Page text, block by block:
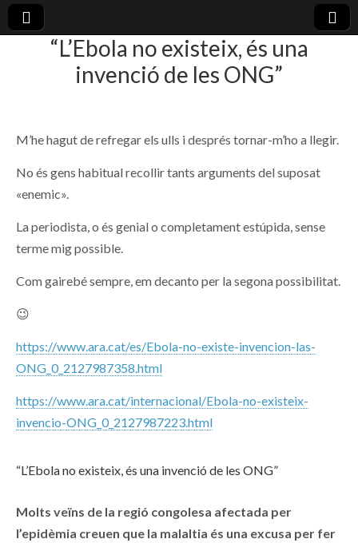
plural-
“L’Ebola no existeix, és una
invenció de les ONG”
M’he hagut de refregar els ulls i després tornar-m’ho a llegir.
No és gens habitual recollir tants arguments del suposat
«enemic».
La periodista, o és genial o completament estúpida, sense
terme mig possible.
Com gairebé sempre, em decanto per la segona possibilitat.
😉
https://www.ara.cat/es/Ebola-no-existe-invencion-las-
ONG_0_2127987358.html
https://www.ara.cat/internacional/Ebola-no-existeix-
invencio-ONG_0_2127987223.html
“L’Ebola no existeix, és una invenció de les ONG”
Molts veïns de la regió congolesa afectada per
l’epidèmia creuen que la malaltia és una excusa per fer